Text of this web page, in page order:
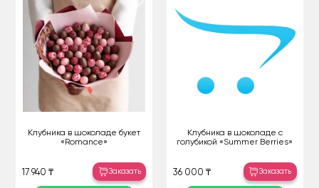
Клубника в шоколаде букет
«Romance»
17 940 ₸ Заказать
Клубника в шоколаде с
голубикой «Summer Berries»
36 000 ₸ Заказать